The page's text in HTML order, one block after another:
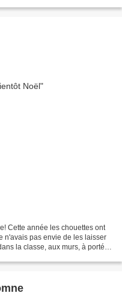
Cette année les chouettes ont
n'avais pas envie de les laisser
la classe, aux murs, à portée